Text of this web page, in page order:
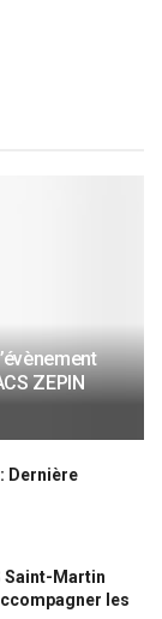
ZEPIN
Dernière
Saint-Martin
les